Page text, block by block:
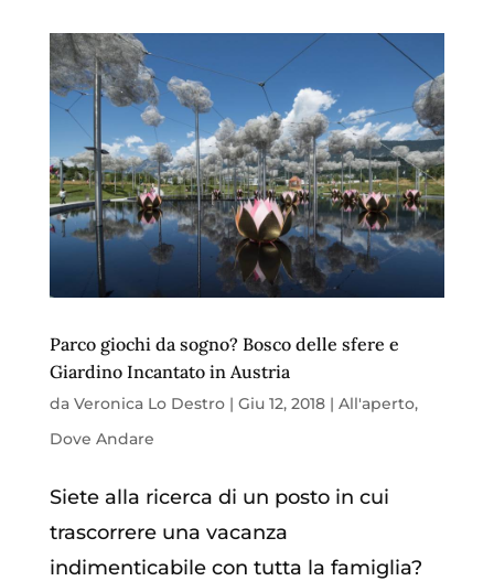
Parco giochi da sogno? Bosco delle sfere e
Giardino Incantato in Austria
da Veronica Lo Destro| Giu 12, 2018| All'aperto,
Dove Andare
Siete alla ricerca di un posto in cui
trascorrere una vacanza
indimenticabile con tutta la famiglia?